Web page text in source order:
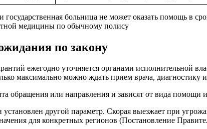
государственная больница не может оказать помощь в
медицины по обычному полису
по закону
ежегодно уточняется органами исполнительной
максимально можно ждать прием врача, диагностику
обращения или направления и зависят от вида
другой параметр. Скорая выезжает при
для конкретных регионов (Постановление